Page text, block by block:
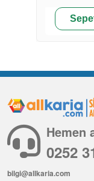
Hemen
0252
bilgi@allkaria.com